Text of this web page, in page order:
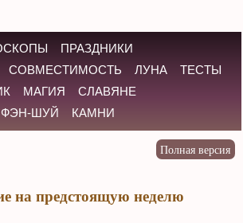
ПРАЗДНИКИ
СОВМЕСТИМОСТЬ ЛУНА
ТЕСТЫ
МАГИЯ
СЛАВЯНЕ
ФЭН-ШУЙ КАМНИ
на предстоящую неделю